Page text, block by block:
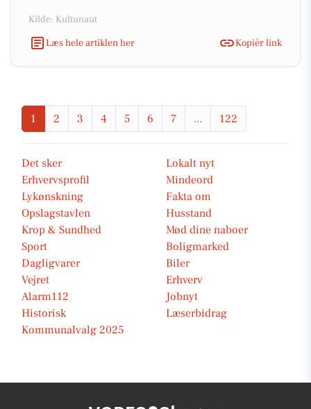
Kilde: Kultunaut
Læs hele artiklen her
Kopiér link
1 2 3 4 5 6 7 ... 122
Det sker
Lokalt nyt
Erhvervsprofil
Mindeord
Lykønskning
Fakta om
Opslagstavlen
Husstand
Krop & Sundhed
Mød dine naboer
Sport
Boligmarked
Dagligvarer
Biler
Vejret
Erhverv
Alarm112
Jobnyt
Historisk
Læserbidrag
Kommunalvalg 2025